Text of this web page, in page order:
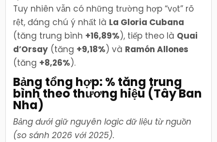
Tuy nhiên vẫn có những trường hợp “vọt” rõ
rệt, đáng chú ý nhất là La Gloria Cubana
(tăng trung bình +16,89%), tiếp theo là Quai
d’Orsay (tăng +9,18%) và Ramón Allones
(tăng +8,26%).
Bảng tổng hợp: % tăng trung
bình theo thương hiệu (Tây Ban
Nha)
Bảng dưới giữ nguyên logic dữ liệu từ nguồn
(so sánh 2026 với 2025).